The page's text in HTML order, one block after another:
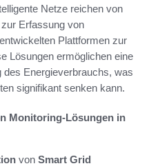
Netze reichen von
Erfassung von
Plattformen zur
Lösungen ermöglichen eine
Energieverbrauchs, was
signifikant senken kann.
Monitoring-Lösungen in
von Smart Grid